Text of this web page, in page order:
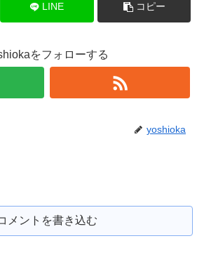
LINE コピー
をフォローする
yoshioka
メントを書き込む